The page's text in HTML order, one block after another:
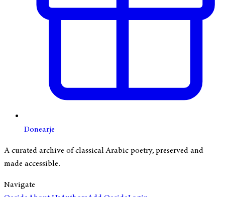
Donearje
A curated archive of classical Arabic poetry, preserved and
made accessible.
Navigate